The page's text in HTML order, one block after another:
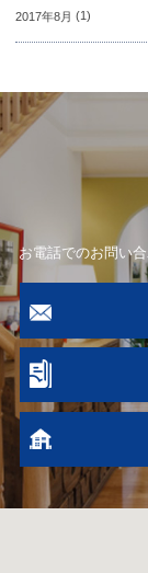
2017年8月 (1)
お電話でのお問い